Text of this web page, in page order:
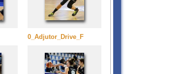
0_Adjutor_Drive_F